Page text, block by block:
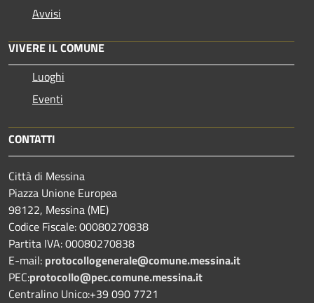
Avvisi
VIVERE IL COMUNE
Luoghi
Eventi
CONTATTI
Città di Messina
Piazza Unione Europea
98122, Messina (ME)
Codice Fiscale: 00080270838
Partita IVA: 00080270838
E-mail: protocollogenerale@comune.messina.it
PEC:protocollo@pec.comune.messina.it
Centralino Unico:+39 090 7721